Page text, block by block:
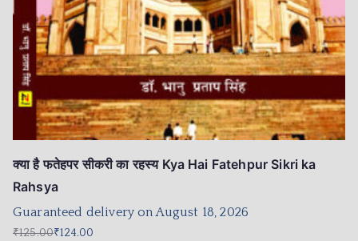
क्या है फतेहपर सीकरी का रहस्य Kya Hai Fatehpur Sikri ka
Rahsya
Guaranteed delivery on August 18, 2026
₹125.00₹124.00